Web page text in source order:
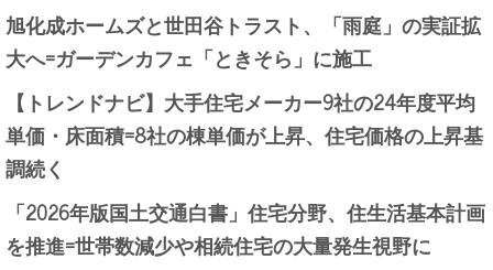
旭化成ホームズと世田谷トラスト、「雨庭」の実証拡
大へ=ガーデンカフェ「ときそら」に施工
【トレンドナビ】大手住宅メーカー9社の24年度平均
単価・床面積=8社の棟単価が上昇、住宅価格の上昇基
調続く
「2026年版国土交通白書」住宅分野、住生活基本計画
を推進=世帯数減少や相続住宅の大量発生視野に